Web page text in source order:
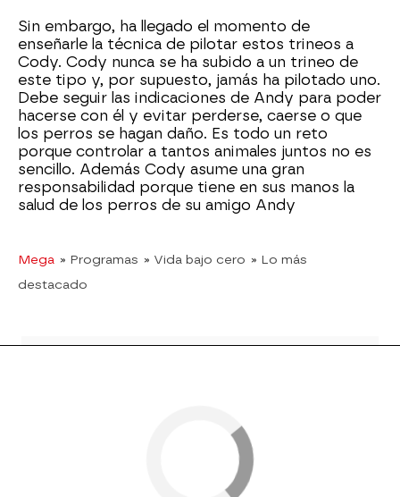
Sin embargo, ha llegado el momento de
enseñarle la técnica de pilotar estos trineos a
Cody. Cody nunca se ha subido a un trineo de
este tipo y, por supuesto, jamás ha pilotado uno.
Debe seguir las indicaciones de Andy para poder
hacerse con él y evitar perderse, caerse o que
los perros se hagan daño. Es todo un reto
porque controlar a tantos animales juntos no es
sencillo. Además Cody asume una gran
responsabilidad porque tiene en sus manos la
salud de los perros de su amigo Andy
Mega » Programas » Vida bajo cero » Lo más
destacado